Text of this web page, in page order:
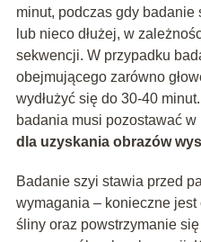
minut, podczas gdy
lub nieco dłużej, w
sekwencji. W przypadku
obejmującego zarówno
wydłużyć się do 30-40
badania musi pozostawać
dla uzyskania obrazów
Badanie szyi stawia przed
wymagania – konieczne jest
śliny oraz powstrzymanie